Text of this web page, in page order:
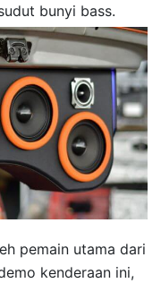
bunyi bass.
pemain utama dari
kenderaan ini,